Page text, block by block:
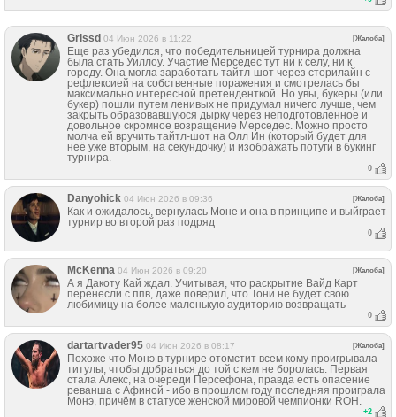
Grissd 04 Июн 2026 в 11:22 [Жалоба]
Еще раз убедился, что победительницей турнира должна
была стать Уиллоу. Участие Мерседес тут ни к селу, ни к
городу. Она могла заработать тайтл-шот через сторилайн с
рефлексией на собственные поражения и смотрелась бы
максимально интересной претенденткой. Но увы, букеры (или
букер) пошли путем ленивых не придумал ничего лучше, чем
закрыть образовавшуюся дырку через неподготовленное и
довольное скромное возращение Мерседес. Можно просто
молча ей вручить тайтл-шот на Олл Ин (который будет для
неё уже вторым, на секундочку) и изображать потуги в букинг
турнира.
0
Danyohick 04 Июн 2026 в 09:36 [Жалоба]
Как и ожидалось, вернулась Моне и она в принципе и выйграет
турнир во второй раз подряд
0
McKenna 04 Июн 2026 в 09:20 [Жалоба]
А я Дакоту Кай ждал. Учитывая, что раскрытие Вайд Карт
перенесли с ппв, даже поверил, что Тони не будет свою
любимицу на более маленькую аудиторию возвращать
0
dartartvader95 04 Июн 2026 в 08:17 [Жалоба]
Похоже что Монэ в турнире отомстит всем кому проигрывала
титулы, чтобы добраться до той с кем не боролась. Первая
стала Алекс, на очереди Персефона, правда есть опасение
реванша с Афиной - ибо в прошлом году последняя проиграла
Монэ, причём в статусе женской мировой чемпионки ROH.
+2